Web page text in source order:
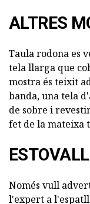
ALTRES
Taula rodona es
tela llarga que
mostra és teixit
banda, una tela
de sobre i
fet de la mateixa
Només vull
l'expert a